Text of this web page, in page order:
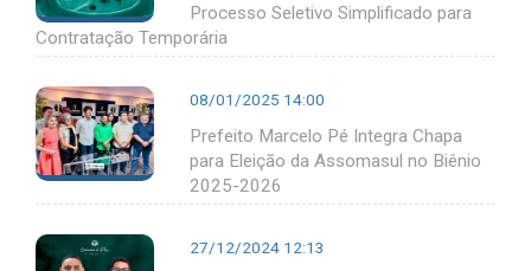
Processo Seletivo Simplificado para
Contratação Temporária
08/01/2025 14:00
Prefeito Marcelo Pé Integra Chapa
para Eleição da Assomasul no Biênio
2025-2026
27/12/2024 12:13